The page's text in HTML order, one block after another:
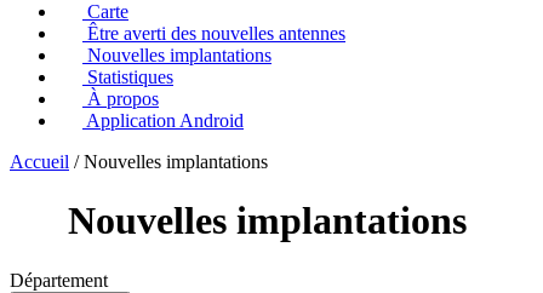
Carte
Être averti des nouvelles antennes
Nouvelles implantations
Statistiques
À propos
Application Android
Accueil / Nouvelles implantations
Nouvelles implantations
Département